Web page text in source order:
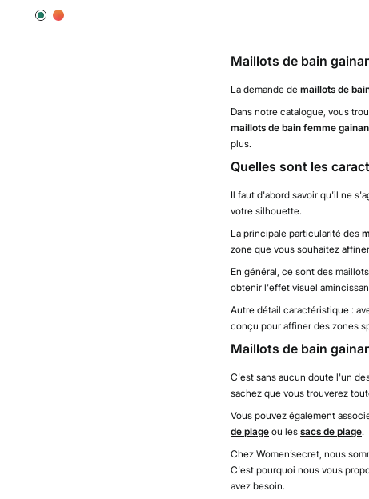
Maillots de bain
La demande de maillots de
Dans notre catalogue, vous
maillots de bain femme
plus.
Quelles sont les
Il faut d'abord savoir qu'il ne
votre silhouette.
La principale particularité des
zone que vous souhaitez
En général, ce sont des
obtenir l'effet visuel
Autre détail caractéristique :
conçu pour affiner des zones
Maillots de bain
C'est sans aucun doute l'un
sachez que vous trouverez
Vous pouvez également
de plage ou les sacs de plage.
Chez Women’secret, nous
C'est pourquoi nous vous
avez besoin.